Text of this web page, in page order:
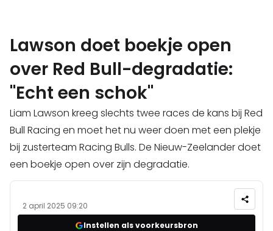
Lawson doet boekje open
over Red Bull-degradatie:
"Echt een schok"
Liam Lawson kreeg slechts twee races de kans bij Red
Bull Racing en moet het nu weer doen met een plekje
bij zusterteam Racing Bulls. De Nieuw-Zeelander doet
een boekje open over zijn degradatie.
2 april 2025 09:20
Instellen als voorkeursbron